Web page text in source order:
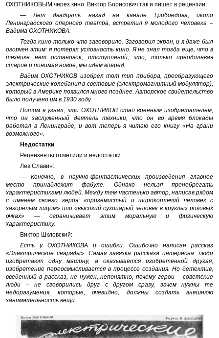
ОХОТНИКОВЫМ через кино. Виктор Борисович так и пишет в рецензии:
— Лет двадцать назад на канале Грибоедова, около
Ленинградского оперного театра, встретил я молодого человека –
Вадима ОХОТНИКОВА.
Тогда кино только что заговорило. Заговорил экран, и я даже был
огорчен этим: я потерял условность кино. Я не знал тогда еще, что в
технике нет остановок, отступлений, что, только преодолевая
старое и понимая новое, мы идем вперед.
Вадим ОХОТНИКОВ изобрел тот тип прибора, преобразующего
электрические колебания в световые (электромагнитный модулятор),
который в Америке появился много позднее. Авторское свидетельство
было получено им в 1930 году.
Потом я узнал, что ОХОТНИКОВ стал военным изобретателем,
что он заслуженный деятель техники, что он во время блокады
работал в Ленинграде, и вот теперь я читаю его книгу «На грани
возможного».
Недостатки
Рецензенты отметили и недостатки.
Лев Славин:
— Конечно, в научно-фантастических произведения главное
место принадлежит фабуле. Однако нельзя пренебрегать
характеристиками людей. Между тем частенько автор, написав рядом
с именем своего героя: «приземистый и широкоплечий человек с
загорелым лицом» или «высокий сухопарый человек в круглых роговых
очках» — ограничивает этим моральную и физическую
характеристику.
Виктор Шкловский:
Есть у ОХОТНИКОВА и ошибки. Ошибочно написан рассказ
«Электрические снаряды». Самая завязка рассказа интересна: люди
изобретают одну машину, а оказывается изобретенной другая,
изобретение переосмысливается в процессе создания. Но детектив,
введенный в рассказ, не нужен, непонятно, почему герои – советские
люди – не сговорились друг с другом сразу, зачем нужны те
недоразумения, которые, очевидно, должны создать внешнюю
занимательность вещи.